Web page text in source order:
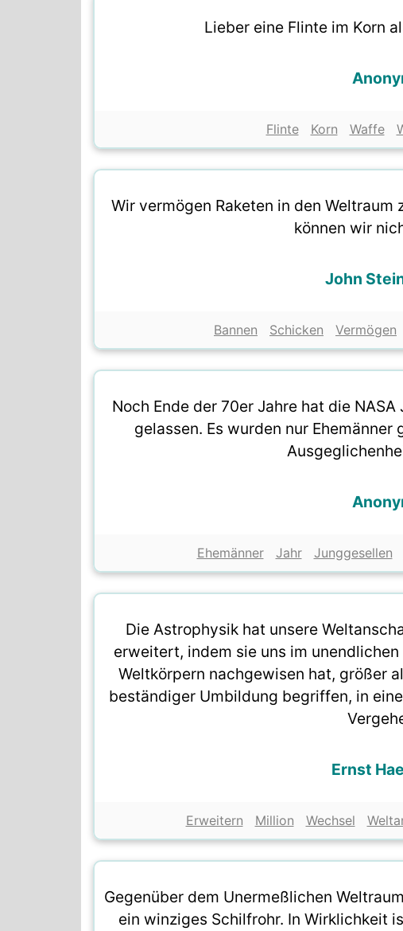
Lieber eine Flinte im Korn
Flinte Korn Waffe
Wir vermögen Raketen in den
können wir
John
Bannen Schicken Vermögen
Noch Ende der 70er Jahre hat die
gelassen. Es wurden nur
Ehemänner Jahr Junggesellen
Die Astrophysik hat unsere
erweitert, indem sie uns im
Weltkörpern nachgewisen hat, größer
beständiger Umbildung begriffen, in
Ernst
Erweitern Million Wechsel
Gegenüber dem Unermeßlichen
ein winziges Schilfrohr. In Wirklichkeit